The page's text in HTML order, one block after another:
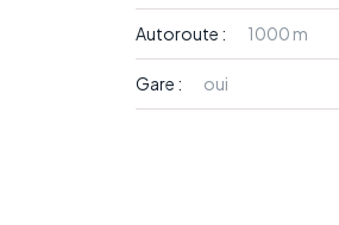
Autoroute : 1000 m
Gare : oui